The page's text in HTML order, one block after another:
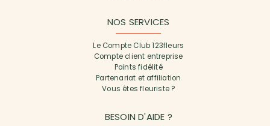
NOS SERVICES
Le Compte Club 123fleurs
Compte client entreprise
Points fidélité
Partenariat et affiliation
Vous êtes fleuriste ?
BESOIN D'AIDE ?